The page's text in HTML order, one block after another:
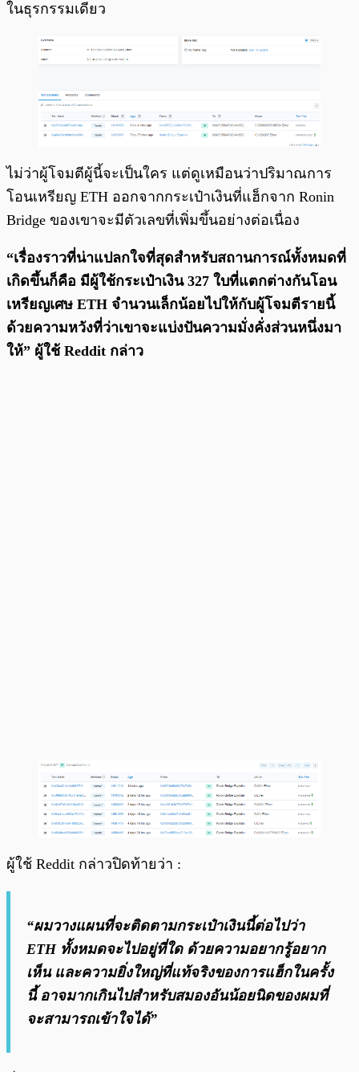
ในธุรกรรมเดียว
ไม่ว่าผู้โจมตีผู้นี้จะเป็นใคร แต่ดูเหมือนว่าปริมาณการ
โอนเหรียญ ETH ออกจากกระเป๋าเงินที่แฮ็กจาก Ronin
Bridge ของเขาจะมีตัวเลขที่เพิ่มขึ้นอย่างต่อเนื่อง
“เรื่องราวที่น่าแปลกใจที่สุดสำหรับสถานการณ์ทั้งหมดที่
เกิดขึ้นก็คือ มีผู้ใช้กระเป๋าเงิน 327 ใบที่แตกต่างกันโอน
เหรียญเศษ ETH จำนวนเล็กน้อยไปให้กับผู้โจมตีรายนี้
ด้วยความหวังที่ว่าเขาจะแบ่งปันความมั่งคั่งส่วนหนึ่งมา
ให้” ผู้ใช้ Reddit กล่าว
ผู้ใช้ Reddit กล่าวปิดท้ายว่า :
“ผมวางแผนที่จะติดตามกระเป๋าเงินนี้ต่อไปว่า
ETH ทั้งหมดจะไปอยู่ที่ใด ด้วยความอยากรู้อยาก
เห็น และความยิ่งใหญ่ที่แท้จริงของการแฮ็กในครั้ง
นี้ อาจมากเกินไปสำหรับสมองอันน้อยนิดของผมที่
จะสามารถเข้าใจได้”